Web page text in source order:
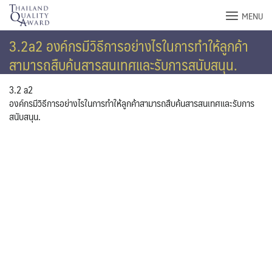
Skip
content
MENU
3.2a2 องค์กรมีวิธีการอย่างไรในการทำให้ลูกค้า
สามารถสืบค้นสารสนเทศและรับการสนับสนุน.
3.2 a2
องค์กรมีวิธีการอย่างไรในการทำให้ลูกค้าสามารถสืบค้นสารสนเทศและรับการ
สนับสนุน.